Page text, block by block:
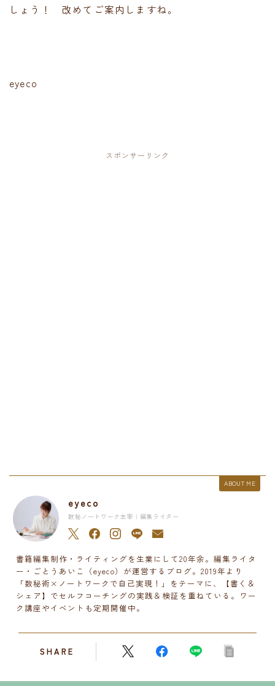
しょう！ 改めてご案内しますね。
eyeco
スポンサーリンク
ABOUT ME
eyeco
数秘ノートワーク主宰 | 編集ライター
書籍編集制作・ライティングを生業にして20年余。編集ライタ
ー・ごとうあいこ（eyeco）が運営するブログ。2019年より
「数秘術×ノートワークで自己実現！」をテーマに、【書く＆
シェア】でセルフコーチングの実践＆検証を重ねている。ワー
ク講座やイベントも定期開催中。
SHARE